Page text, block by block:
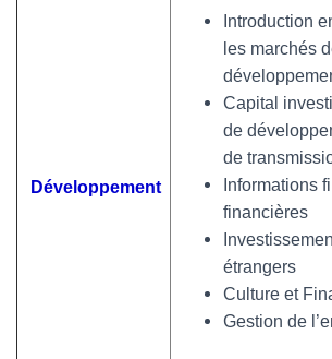
Développement
Introduction
les marchés
Capital
de
de
Informations
financières
étrangers
Culture et
Gestion de